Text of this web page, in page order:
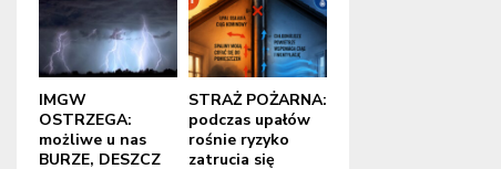
IMGW
OSTRZEGA:
możliwe u nas
BURZE, DESZCZ
STRAŻ POŻARNA:
podczas upałów
rośnie ryzyko
zatrucia się